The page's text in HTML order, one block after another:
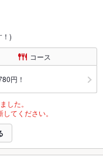
！)
コース
円！
した。
てください。